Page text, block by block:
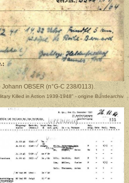
OBSER (n°G-C 238/0113).
Killed in Action 1939-1948" - origine Bundearchiv